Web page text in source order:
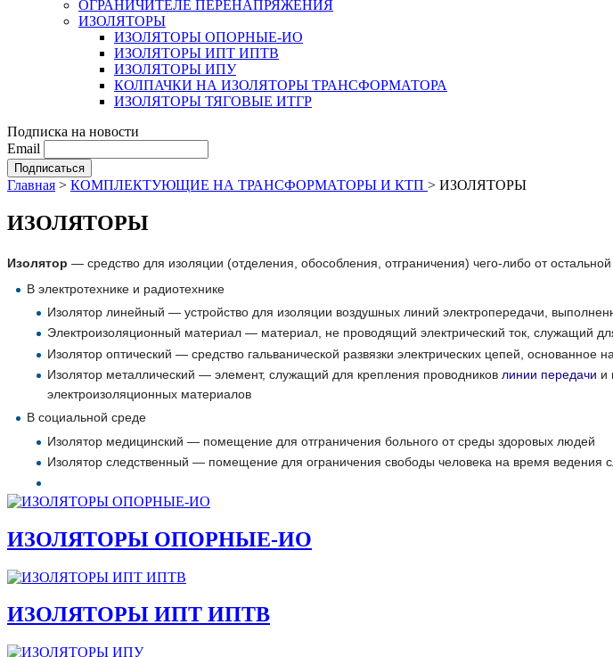
ОГРАНИЧИТЕЛЕ ПЕРЕНАПРЯЖЕНИЯ
ИЗОЛЯТОРЫ
ИЗОЛЯТОРЫ ОПОРНЫЕ-ИО
ИЗОЛЯТОРЫ ИПТ ИПТВ
ИЗОЛЯТОРЫ ИПУ
КОЛПАЧКИ НА ИЗОЛЯТОРЫ ТРАНСФОРМАТОРА
ИЗОЛЯТОРЫ ТЯГОВЫЕ ИТГР
Подписка на новости
Email
Главная > КОМПЛЕКТУЮЩИЕ НА ТРАНСФОРМАТОРЫ И КТП > ИЗОЛЯТОРЫ
ИЗОЛЯТОРЫ
Изолятор — средство для изоляции (отделения, обособления, отграничения) чего-либо от остальной
В электротехнике и радиотехнике
Изолятор линейный — устройство для изоляции воздушных линий электропередачи,
Электроизоляционный материал — материал, не проводящий электрический ток, служащий
Изолятор оптический — средство гальванической развязки электрических цепей,
Изолятор металлический — элемент, служащий для крепления проводников линии передачи и
электроизоляционных материалов
В социальной среде
Изолятор медицинский — помещение для отграничения больного от среды здоровых людей
Изолятор следственный — помещение для ограничения свободы человека на время ведения
ИЗОЛЯТОРЫ ОПОРНЫЕ-ИО
ИЗОЛЯТОРЫ ИПТ ИПТВ